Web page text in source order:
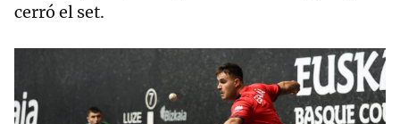
cerró el set.